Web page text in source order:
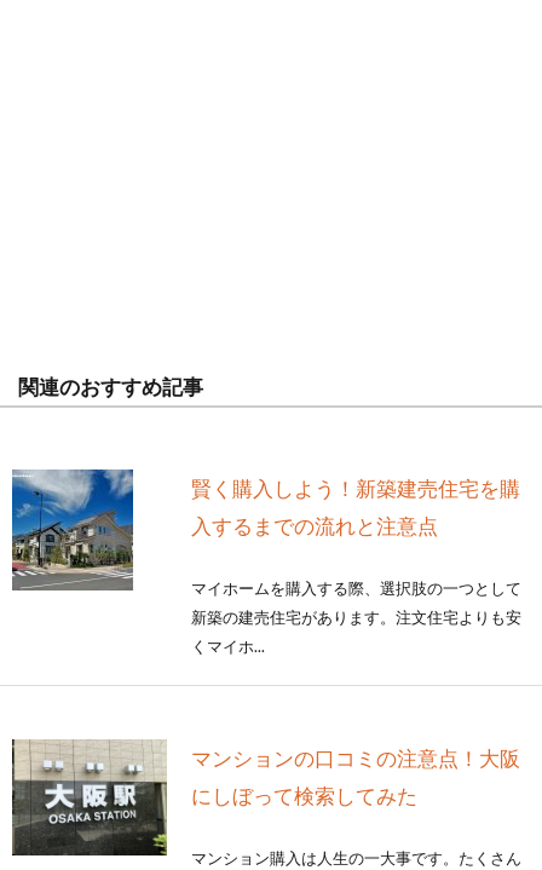
関連のおすすめ記事
賢く購入しよう！新築建売住宅を購
入するまでの流れと注意点
マイホームを購入する際、選択肢の一つとして
新築の建売住宅があります。注文住宅よりも安
くマイホ...
マンションの口コミの注意点！大阪
にしぼって検索してみた
マンション購入は人生の一大事です。たくさん